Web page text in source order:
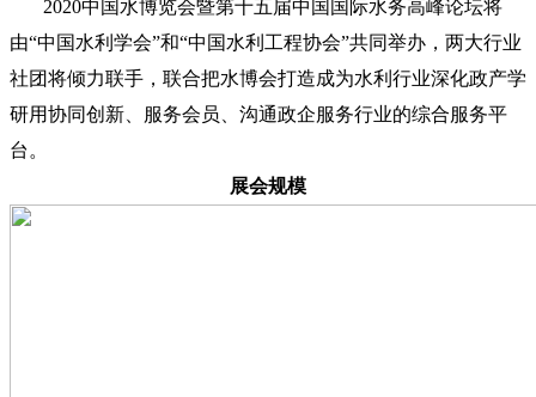
2020中国水博览会暨第十五届中国国际水务高峰论坛将
由“中国水利学会”和“中国水利工程协会”共同举办，两大行业
社团将倾力联手，联合把水博会打造成为水利行业深化政产学
研用协同创新、服务会员、沟通政企服务行业的综合服务平
台。
展会规模